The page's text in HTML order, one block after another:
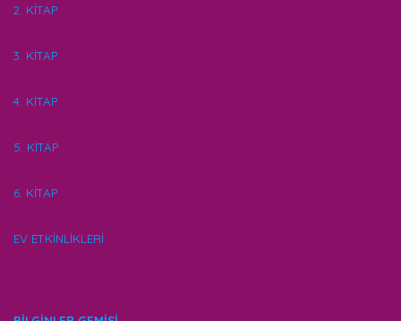
2. KİTAP
3. KİTAP
4. KİTAP
5. KİTAP
6. KİTAP
EV ETKİNLİKLERİ